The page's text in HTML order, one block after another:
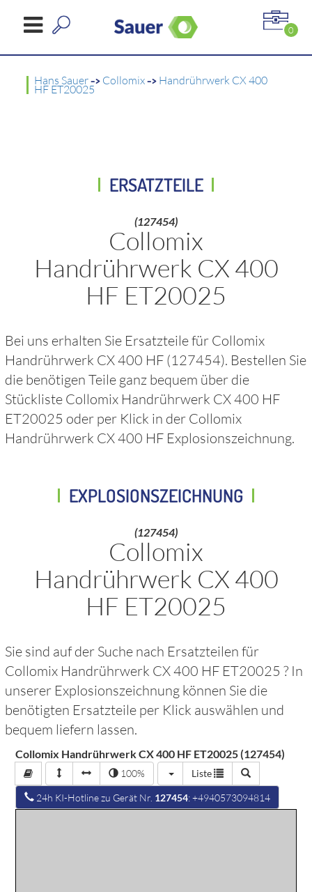
0
Hans Sauer-> Collomix-> Handrührwerk CX 400
HF ET20025
ERSATZTEILE
(127454)
Collomix
Handrührwerk CX 400
HF ET20025
Bei uns erhalten Sie Ersatzteile für Collomix
Handrührwerk CX 400 HF (127454). Bestellen Sie
die benötigen Teile ganz bequem über die
Stückliste Collomix Handrührwerk CX 400 HF
ET20025 oder per Klick in der Collomix
Handrührwerk CX 400 HF Explosionszeichnung.
EXPLOSIONSZEICHNUNG
(127454)
Collomix
Handrührwerk CX 400
HF ET20025
Sie sind auf der Suche nach Ersatzteilen für
Collomix Handrührwerk CX 400 HF ET20025? In
unserer Explosionszeichnung können Sie die
benötigten Ersatzteile per Klick auswählen und
bequem liefern lassen.
Collomix Handrührwerk CX 400 HF ET20025 (127454)
100% Liste
24h KI-Hotline zu Gerät Nr. 127454: +4940573094814